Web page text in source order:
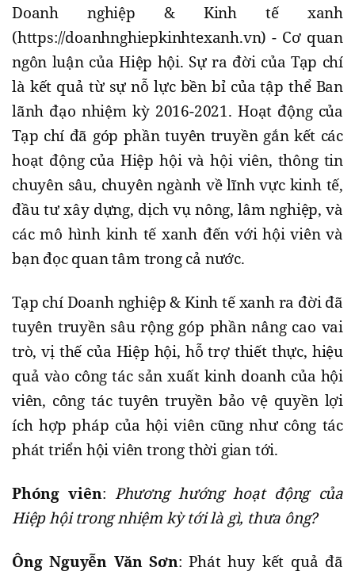
Doanh nghiệp & Kinh tế xanh
(https://doanhnghiepkinhtexanh.vn) - Cơ quan
ngôn luận của Hiệp hội. Sự ra đời của Tạp chí
là kết quả từ sự nỗ lực bền bỉ của tập thể Ban
lãnh đạo nhiệm kỳ 2016-2021. Hoạt động của
Tạp chí đã góp phần tuyên truyền gắn kết các
hoạt động của Hiệp hội và hội viên, thông tin
chuyên sâu, chuyên ngành về lĩnh vực kinh tế,
đầu tư xây dựng, dịch vụ nông, lâm nghiệp, và
các mô hình kinh tế xanh đến với hội viên và
bạn đọc quan tâm trong cả nước.
Tạp chí Doanh nghiệp & Kinh tế xanh ra đời đã
tuyên truyền sâu rộng góp phần nâng cao vai
trò, vị thế của Hiệp hội, hỗ trợ thiết thực, hiệu
quả vào công tác sản xuất kinh doanh của hội
viên, công tác tuyên truyền bảo vệ quyền lợi
ích hợp pháp của hội viên cũng như công tác
phát triển hội viên trong thời gian tới.
Phóng viên: Phương hướng hoạt động của
Hiệp hội trong nhiệm kỳ tới là gì, thưa ông?
Ông Nguyễn Văn Sơn: Phát huy kết quả đã